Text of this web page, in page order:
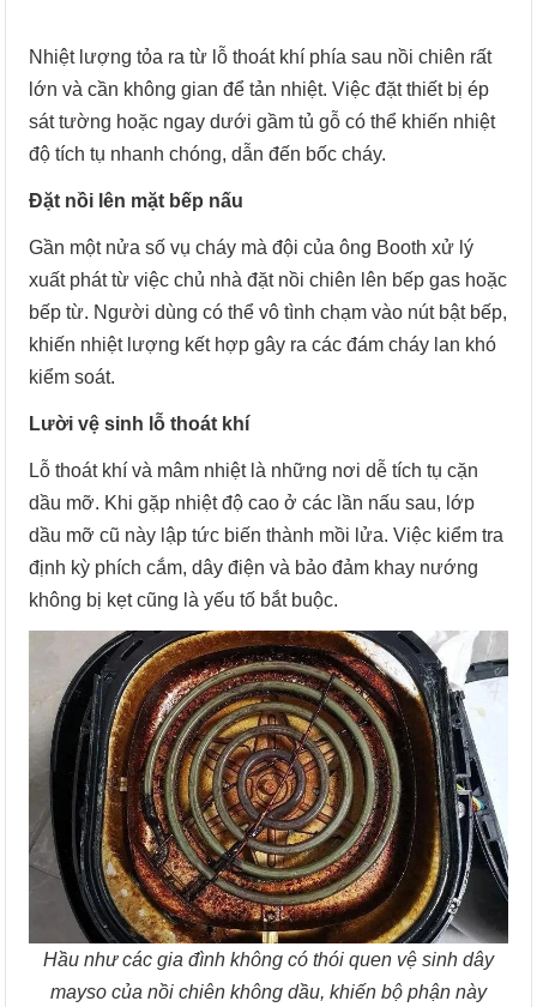
Nhiệt lượng tỏa ra từ lỗ thoát khí phía sau nồi chiên rất
lớn và cần không gian để tản nhiệt. Việc đặt thiết bị ép
sát tường hoặc ngay dưới gầm tủ gỗ có thể khiến nhiệt
độ tích tụ nhanh chóng, dẫn đến bốc cháy.
Đặt nồi lên mặt bếp nấu
Gần một nửa số vụ cháy mà đội của ông Booth xử lý
xuất phát từ việc chủ nhà đặt nồi chiên lên bếp gas hoặc
bếp từ. Người dùng có thể vô tình chạm vào nút bật bếp,
khiến nhiệt lượng kết hợp gây ra các đám cháy lan khó
kiểm soát.
Lười vệ sinh lỗ thoát khí
Lỗ thoát khí và mâm nhiệt là những nơi dễ tích tụ cặn
dầu mỡ. Khi gặp nhiệt độ cao ở các lần nấu sau, lớp
dầu mỡ cũ này lập tức biến thành mồi lửa. Việc kiểm tra
định kỳ phích cắm, dây điện và bảo đảm khay nướng
không bị kẹt cũng là yếu tố bắt buộc.
Hầu như các gia đình không có thói quen vệ sinh dây
mayso của nồi chiên không dầu, khiến bộ phận này